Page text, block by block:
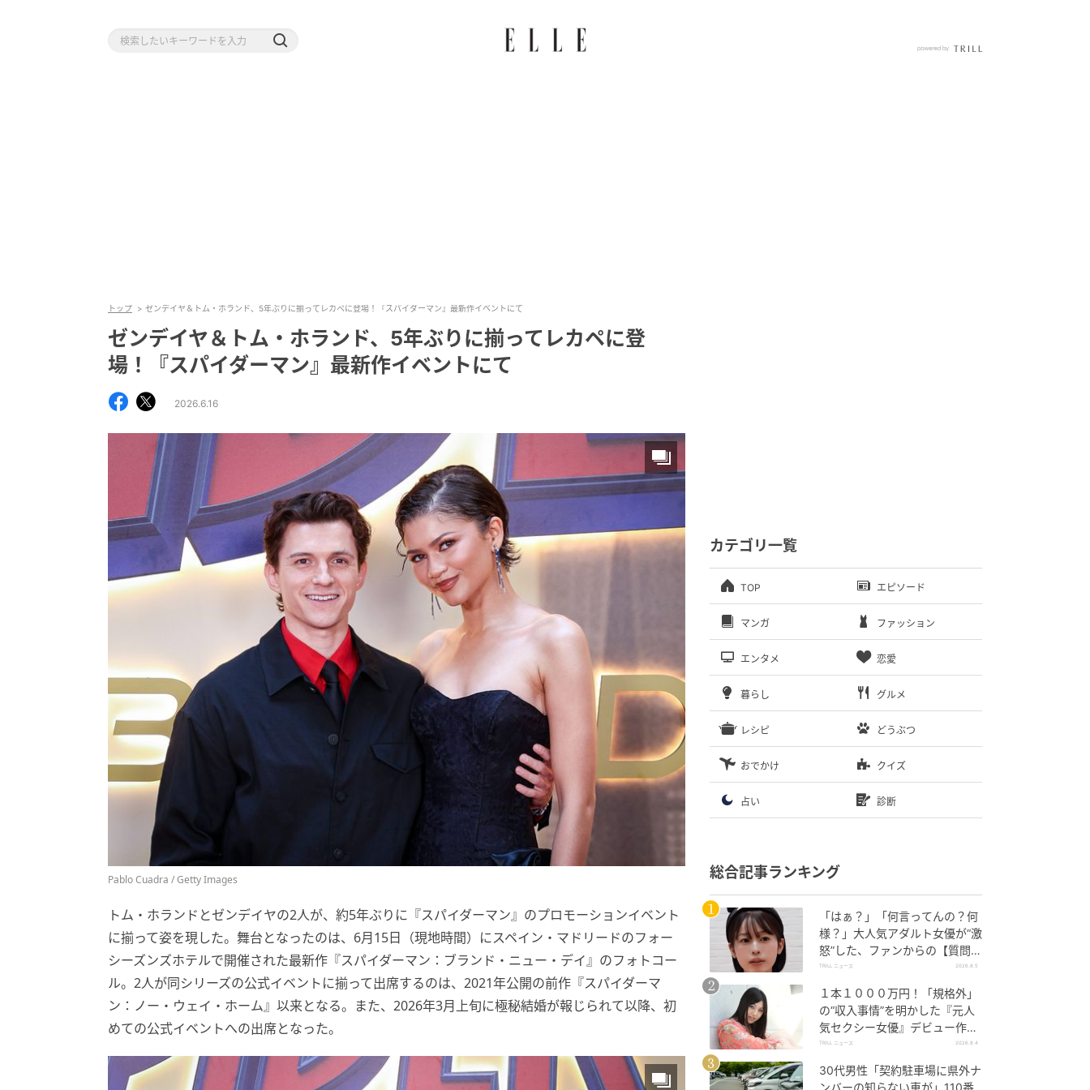
トップ ゼンデイヤ＆トム・ホランド、5年ぶりに揃ってレカペに登場！『スパイダーマン』最新作イベントにて
ゼンデイヤ＆トム・ホランド、5年ぶりに揃ってレカペに登
場！『スパイダーマン』最新作イベントにて
2026.6.16
Pablo Cuadra / Getty Images
トム・ホランドとゼンデイヤの2人が、約5年ぶりに『スパイダーマン』のプロモーションイベント
に揃って姿を現した。舞台となったのは、6月15日（現地時間）にスペイン・マドリードのフォー
シーズンズホテルで開催された最新作『スパイダーマン：ブランド・ニュー・デイ』のフォトコー
ル。2人が同シリーズの公式イベントに揃って出席するのは、2021年公開の前作『スパイダーマ
ン：ノー・ウェイ・ホーム』以来となる。また、2026年3月上旬に極秘結婚が報じられて以降、初
めての公式イベントへの出席となった。
カテゴリ一覧
TOP エピソード
マンガ ファッション
エンタメ 恋愛
暮らし グルメ
レシピ どうぶつ
おでかけ クイズ
占い 診断
総合記事ランキング
「はぁ？」「何言ってんの？何
様？」大人気アダルト女優が“激
怒”した、ファンからの【質問】
とは
TRILL ニュース 2026.8.5
１本１０００万円！「規格外」
の“収入事情”を明かした『元人
気セクシー女優』デビュー作
が“１０万本”を記録した逸材
TRILL ニュース 2026.8.4
30代男性「契約駐車場に県外ナ
ンバーの知らない車が」110番